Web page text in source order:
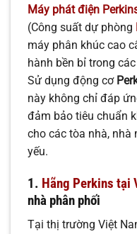
Máy phát điện
(Công suất dự phòng
máy phân khúc cao
hành bền bỉ trong
Sử dụng động cơ
này không chỉ đáp
đảm bảo tiêu chuẩn
cho các tòa nhà, nhà
yếu.
1. Hãng Perkins tại
nhà phân phối
Tại thị trường Việt